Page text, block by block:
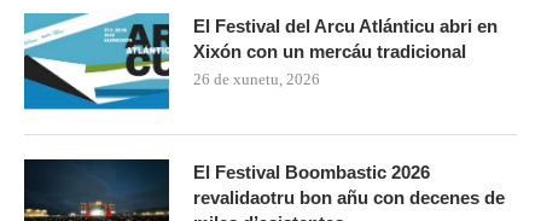
El Festival del Arcu Atlánticu abri en
Xixón con un mercáu tradicional
26 de xunetu, 2026
El Festival Boombastic 2026
revalidaotru bon añu con decenes de